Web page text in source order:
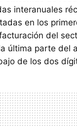
interanuales
en los
del
última parte del
de los dos